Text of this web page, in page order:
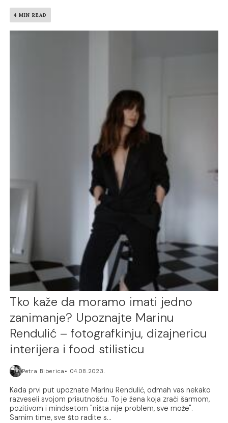
4 MIN READ
Tko kaže da moramo imati jedno
zanimanje? Upoznajte Marinu
Rendulić – fotografkinju, dizajnericu
interijera i food stilisticu
Petra Biberica 04.08.2023.
Kada prvi put upoznate Marinu Rendulić, odmah vas nekako
razveseli svojom prisutnošću. To je žena koja zrači šarmom,
pozitivom i mindsetom "ništa nije problem, sve može".
Samim time, sve što radite s...